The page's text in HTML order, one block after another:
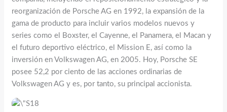
reorganización de Porsche AG en 1992, la expansión de la
gama de producto para incluir varios modelos nuevos y
series como el Boxster, el Cayenne, el Panamera, el Macan y
el futuro deportivo eléctrico, el Mission E, así como la
inversión en Volkswagen AG, en 2005. Hoy, Porsche SE
posee 52,2 por ciento de las acciones ordinarias de
Volkswagen AG y es, por tanto, su principal accionista.